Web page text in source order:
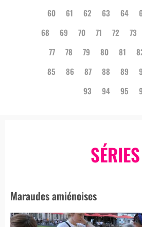
60
61 62 63 64
68
69 70 71 72 73
77
78 79 80 81
85
86 87 88 89
93
94 95
SÉRIES
Maraudes amiénoises